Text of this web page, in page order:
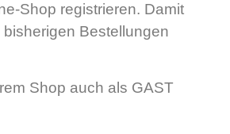
Shop registrieren. Damit
Bestellungen
Shop auch als GAST